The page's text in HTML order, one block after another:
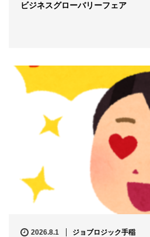
ビジネスグローバリーフェア
2026.8.1 ジョブロジック手稲